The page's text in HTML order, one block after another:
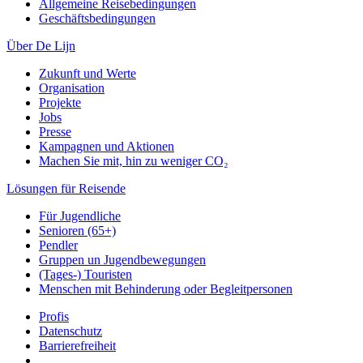
Allgemeine Reisebedingungen
Geschäftsbedingungen
Über De Lijn
Zukunft und Werte
Organisation
Projekte
Jobs
Presse
Kampagnen und Aktionen
Machen Sie mit, hin zu weniger CO₂
Lösungen für Reisende
Für Jugendliche
Senioren (65+)
Pendler
Gruppen un Jugendbewegungen
(Tages-) Touristen
Menschen mit Behinderung oder Begleitpersonen
Profis
Datenschutz
Barrierefreiheit